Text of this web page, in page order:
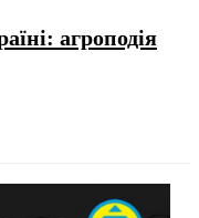
агроподія